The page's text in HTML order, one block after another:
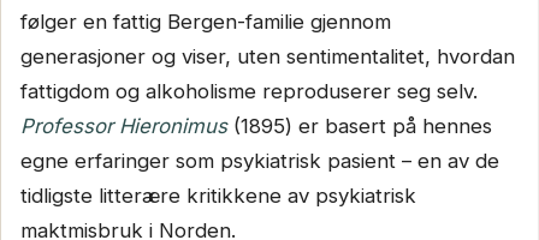
følger en fattig Bergen-familie gjennom
generasjoner og viser, uten sentimentalitet, hvordan
fattigdom og alkoholisme reproduserer seg selv.
Professor Hieronimus(1895) er basert på hennes
egne erfaringer som psykiatrisk pasient – en av de
tidligste litterære kritikkene av psykiatrisk
maktmisbruk i Norden.